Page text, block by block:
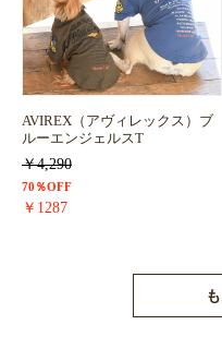
AVIREX（アヴィレックス）ブ
ルーエンジェルスT
￥4,290
70％OFF
￥1287